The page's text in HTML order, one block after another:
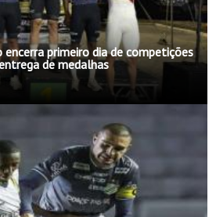
encerra primeiro dia de competições
de medalhas